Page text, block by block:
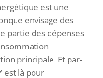
est une
envisage des
partie des dépenses
principale. Et par-
est là pour